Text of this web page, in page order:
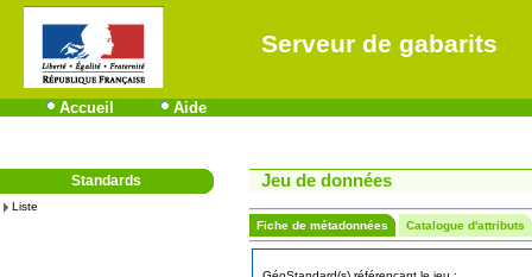
Serveur de gabarits
Accueil Aide
Standards
Liste
Jeu de données
Fiche de métadonnées Catalogue d'attributs